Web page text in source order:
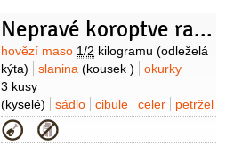
Nepravé koroptve rady Vacátka
Suroviny
hovězí maso 1/2 kilogramu (odleželá
kýta)
slanina (kousek )
okurky
3 kusy
(kyselé)
sádlo cibule celer
petržel
kořenová
Kategorie